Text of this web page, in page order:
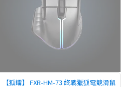
【狐鐳】 FXR-HM-73 終戰獵狐電競滑鼠